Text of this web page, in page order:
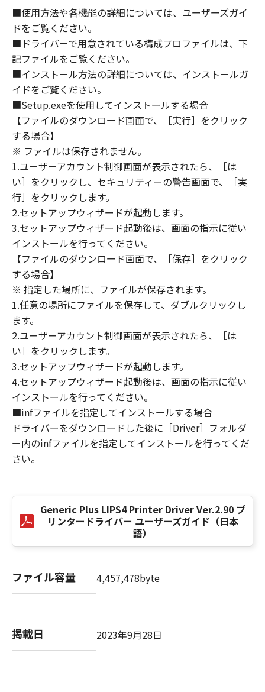
６．サポートおよびアップデート
キヤノン、キヤノンの子会社、関係会社、それ
らの販売代理店および販売店、並びにキヤノン
のライセンサーは、お客様による「本ソフトウ
ェア」の使用を支援すること、および「本ソフ
トウェア」に対してアップデート、バグの修正
あるいはサポートを行うことについて、いかな
る責任も負うものではありません。
７．保証の否認・免責
(1) 「本ソフトウェア」は、『現状のまま』の
状態で使用許諾されます。キヤノン、キヤノン
のライセンサー、キヤノンの子会社、キヤノン
の関連会社、それらの販売代理店または販売店
のいずれも、「本ソフトウェア」に関して、商
品性および特定の目的への適合性の保証を含
め、いかなる保証も、明示たると黙示たるとを
問わず一切しないものとします。
(2) キヤノン、キヤノンのライセンサー、キヤノ
ンの子会社、キヤノンの関連会社、それらの販
売代理店または販売店のいずれも、「本ソフト
ウェア」の使用または使用不能から生ずるいか
なる損害（逸失利益およびその他の派生的また
は付随的な損害を含むがこれらに限定されない
全ての損害を言います。）について、適用法で
認められる限り、一切の責任を負わないものと
します。たとえ、キヤノン、キヤノンのライセ
ンサー、キヤノンの子会社、キヤノンの関連会
社、それらの販売代理店または販売店がかかる
損害の可能性について知らされていた場合でも
同様です。
(3) キヤノン、キヤノンのライセンサー、キヤノ
ウェア」、または「本ソフトウェア」の使用に
起因または関連してお客様と第三者との間に生
じたいかなる紛争についても、一切責任を負わ
ないものとします。
８．契約期間
(1) 本契約書は、お客様が、『同意』を示す下
し、下記(2)または(3)により終了されるまで有
■使用方法や各機能の詳細については、ユーザーズガイ
ドをご覧ください。
■ドライバーで用意されている構成プロファイルは、下
記ファイルをご覧ください。
■インストール方法の詳細については、インストールガ
イドをご覧ください。
■Setup.exeを使用してインストールする場合
【ファイルのダウンロード画面で、［実行］をクリック
する場合】
※ ファイルは保存されません。
1.ユーザーアカウント制御画面が表示されたら、［は
い］をクリックし、セキュリティーの警告画面で、［実
行］をクリックします。
2.セットアップウィザードが起動します。
3.セットアップウィザード起動後は、画面の指示に従い
インストールを行ってください。
【ファイルのダウンロード画面で、［保存］をクリック
する場合】
※ 指定した場所に、ファイルが保存されます。
1.任意の場所にファイルを保存して、ダブルクリックし
ます。
2.ユーザーアカウント制御画面が表示されたら、［は
い］をクリックします。
3.セットアップウィザードが起動します。
4.セットアップウィザード起動後は、画面の指示に従い
インストールを行ってください。
■infファイルを指定してインストールする場合
ドライバーをダウンロードした後に［Driver］フォルダ
ー内のinfファイルを指定してインストールを行ってくだ
さい。
Generic Plus LIPS4 Printer Driver Ver.2.90 プ
リンタードライバー ユーザーズガイド（日本
語）
ファイル容量 4,457,478byte
掲載日 2023年9月28日